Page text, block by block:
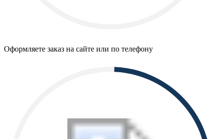
Оформляете заказ на сайте или по телефону